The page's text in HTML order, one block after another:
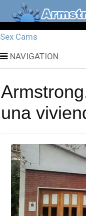
Sex Cams
NAVIGATION
una